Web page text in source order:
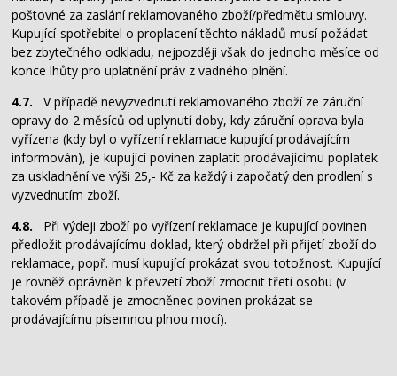
poštovné za zaslání reklamovaného zboží/předmětu smlouvy.
Kupující-spotřebitel o proplacení těchto nákladů musí požádat
bez zbytečného odkladu, nejpozději však do jednoho měsíce od
konce lhůty pro uplatnění práv z vadného plnění.
4.7. V případě nevyzvednutí reklamovaného zboží ze záruční
opravy do 2 měsíců od uplynutí doby, kdy záruční oprava byla
vyřízena (kdy byl o vyřízení reklamace kupující prodávajícím
informován), je kupující povinen zaplatit prodávajícímu poplatek
za uskladnění ve výši 25,- Kč za každý i započatý den prodlení s
vyzvednutím zboží.
4.8.
Při výdeji zboží po vyřízení reklamace je kupující povinen
předložit prodávajícímu doklad, který obdržel při přijetí zboží do
reklamace, popř. musí kupující prokázat svou totožnost. Kupující
je rovněž oprávněn k převzetí zboží zmocnit třetí osobu (v
takovém případě je zmocněnec povinen prokázat se
prodávajícímu písemnou plnou mocí).